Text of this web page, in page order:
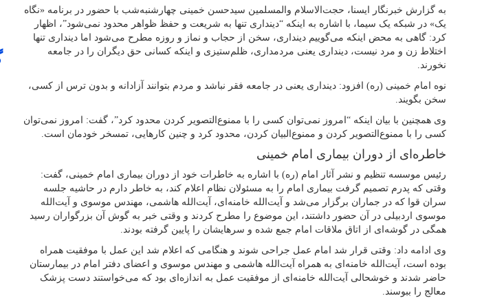
به گزارش خبرنگار ایسنا، حجت‌الاسلام والمسلمین سیدحسن خمینی چهارشنبه‌شب با حضور در برنامه «نگاه
یک» در شبکه یک سیما، با اشاره به اینکه “دینداری تنها به شریعت و حفظ ظواهر محدود نمی‌شود”، اظهار
کرد: گاهی به محض اینکه می‌گوییم دینداری، سخن از حجاب و نماز و روزه مطرح می‌شود اما دینداری تنها
اختلاط زن و مرد نیست، دینداری یعنی مردمداری، ظلم‌ستیزی و اینکه کسانی حق دیگران را در جامعه
نخورند.
نوه امام خمینی (ره) افزود: دینداری یعنی در جامعه فقر نباشد و مردم بتوانند آزادانه و بدون ترس از کسی،
سخن بگویند.
وی همچنین با بیان اینکه “امروز نمی‌توان کسی را با ممنوع‌التصویر کردن محدود کرد”، گفت: امروز نمی‌توان
کسی را با ممنوع‌التصویر کردن و ممنوع‌البیان کردن، محدود کرد و چنین کارهایی، تمسخر خودمان است.
خاطره‌ای از دوران بیماری امام خمینی
رئیس موسسه تنظیم و نشر آثار امام (ره) با اشاره به خاطرات خود از دوران بیماری امام خمینی، گفت:
وقتی که پدرم تصمیم گرفت بیماری امام را به مسئولان نظام اعلام کند، به خاطر دارم در حاشیه جلسه
سران قوا که در جماران برگزار می‌شد و آیت‌الله خامنه‌ای، آیت‌الله هاشمی، مهندس موسوی و آیت‌الله
موسوی اردبیلی در آن حضور داشتند، این موضوع را مطرح کردند و وقتی خبر به گوش آن بزرگواران رسید
همگی در گوشه‌ای از اتاق ملاقات امام جمع شده و سرهایشان را پایین گرفته بودند.
وی ادامه داد: وقتی قرار شد امام عمل جراحی شوند و هنگامی که اعلام شد این عمل با موفقیت همراه
بوده است، آیت‌الله خامنه‌ای به همراه آیت‌الله هاشمی و مهندس موسوی و اعضای دفتر امام در بیمارستان
حاضر شدند و خوشحالی آیت‌الله خامنه‌ای از موفقیت عمل به اندازه‌ای بود که می‌خواستند دست پزشک
معالج را ببوسند.